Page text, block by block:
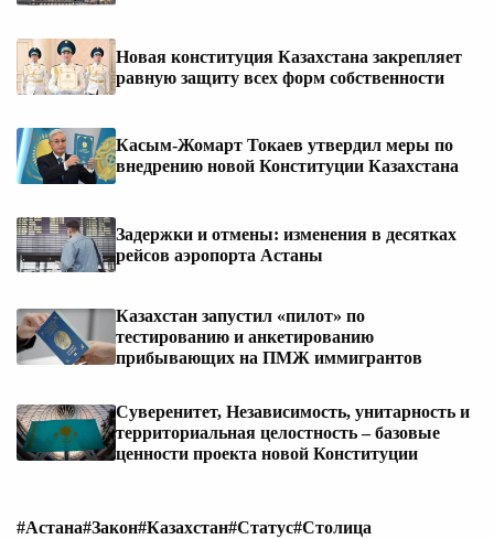
Новая конституция Казахстана закрепляет
равную защиту всех форм собственности
Касым-Жомарт Токаев утвердил меры по
внедрению новой Конституции Казахстана
Задержки и отмены: изменения в десятках
рейсов аэропорта Астаны
Казахстан запустил «пилот» по
тестированию и анкетированию
прибывающих на ПМЖ иммигрантов
Суверенитет, Независимость, унитарность и
территориальная целостность – базовые
ценности проекта новой Конституции
#Астана#Закон#Казахстан#Статус#Столица